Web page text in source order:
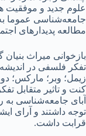
علوم جدید و موفقیت
جامعه‌شناسی عموما
مطالعه پدیدارهای
بازخوانی میراث
تفکر فلسفی در
زیمل؛ وبر؛ مارکس؛
کنت و تاثیر متقابل
آبای جامعه‌شناسی به
توجه داشتند و آرای
قرابت داشت.